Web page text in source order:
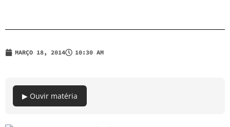
MARÇO 18, 2014 10:30 AM
▶ Ouvir matéria